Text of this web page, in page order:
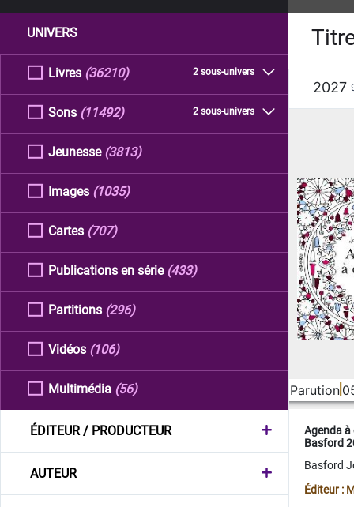
UNIVERS
Livres 2 sous-univers
(36210)
Sons 2 sous-univers
(11492)
Jeunesse (3813)
Images (1035)
Cartes (707)
Publications en série (433)
Partitions (296)
Vidéos (106)
Multimédia (56)
ÉDITEUR / PRODUCTEUR
AUTEUR
2027
Parution
Agenda
Basford
Basford
Éditeur :